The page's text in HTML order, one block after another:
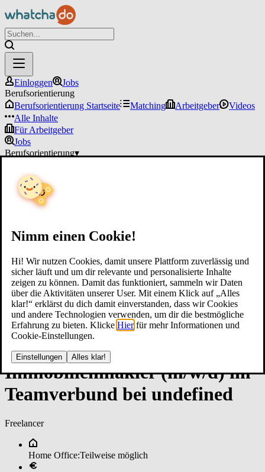
Nimm einen Cookie!
Hi! Wir nutzen Cookies, damit unsere Plattform zuverlässig und
sicher läuft und um dir relevante und personalisierte Inhalte
zeigen zu können. Damit das funktioniert, sammeln wir Daten
über die Aktivitäten unserer User. Mit einem Klick auf „Alles
klar!“ erklärst du dich damit einverstanden, dass wir Cookies
und andere Technologien verwenden, um dir die bestmögliche
Erfahrung zu bieten. Klicke Hier für mehr Informationen und
Cookie-Einstellungen.
Einstellungen Alles klar!
Einloggen
Jobs
Berufsorientierung
Berufsorientierung Startseite
Matching Arbeitgeber
Videos
Alle Inhalte
Für Arbeitgeber
Jobs
Berufsorientierung▾
Im­mo­bi­li­en­mak­ler (m/w/d) im
­Team­ver­bun­d bei un­de­fi­ned
Freelancer
Home Office:Teilweise möglich